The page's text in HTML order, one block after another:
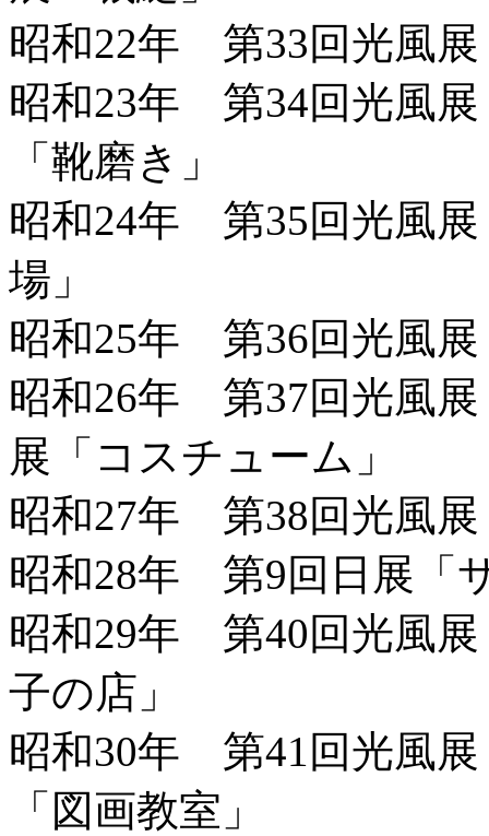
昭和22年 第33回光風展
昭和23年 第34回光風
「靴磨き」
昭和24年 第35回光風展
場」
昭和25年 第36回光風展
昭和26年 第37回光風
展「コスチューム」
昭和27年 第38回光風展
昭和28年 第9回日展「
昭和29年 第40回光風展
子の店」
昭和30年 第41回光風展
「図画教室」